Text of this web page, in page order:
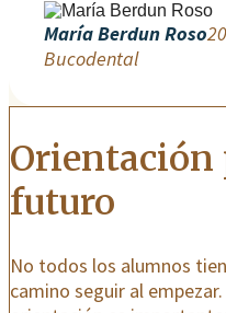
María Berdun Roso
Bucodental
Orientación
futuro
No todos los alumnos
camino seguir al